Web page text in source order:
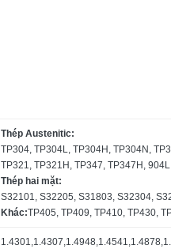
Thép Austenitic:
TP304, TP304L, TP304H, TP304N,
TP321, TP321H, TP347, TP347H,
Thép hai mặt:
S32101, S32205, S31803, S32304,
Khác:TP405, TP409, TP410, TP430,